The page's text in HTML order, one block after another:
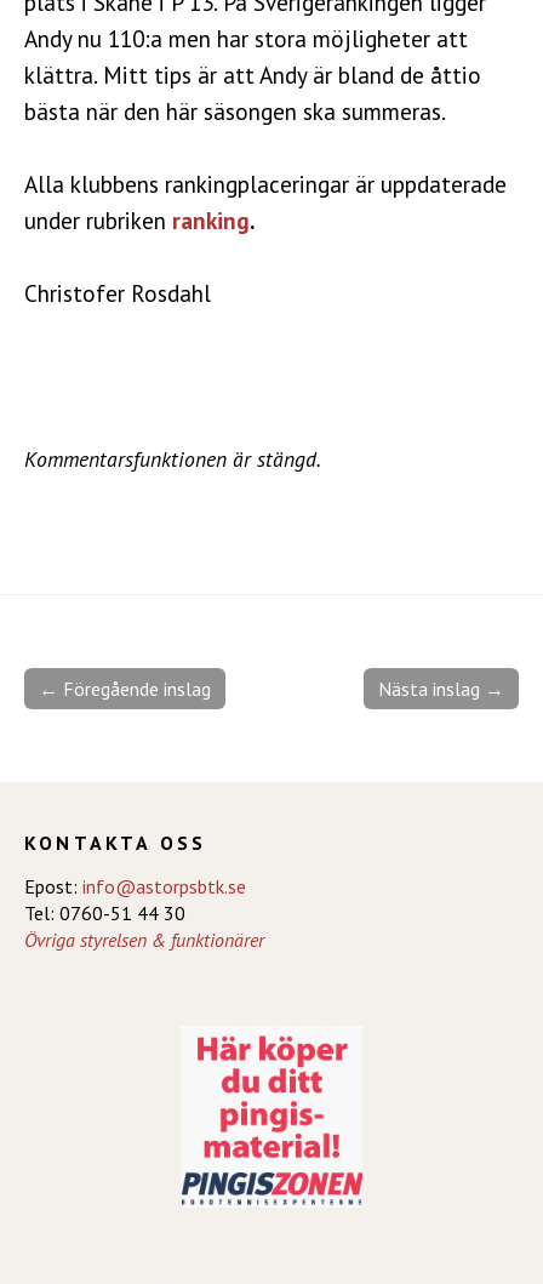
Andy nu 110:a men har stora möjligheter att
klättra. Mitt tips är att Andy är bland de åttio
bästa när den här säsongen ska summeras.
Alla klubbens rankingplaceringar är uppdaterade
under rubriken ranking.
Christofer Rosdahl
Kommentarsfunktionen är stängd.
Nästa inslag →
← Föregående inslag
KONTAKTA OSS
Epost: info@astorpsbtk.se
Tel: 0760-51 44 30
Övriga styrelsen & funktionärer